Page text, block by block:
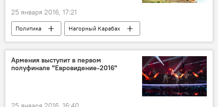
25 января 2016, 17:21
Политика
Нагорный Карабах
армяно-иранское сотрудничество
Армения выступит в первом
полуфинале "Евровидение-2016"